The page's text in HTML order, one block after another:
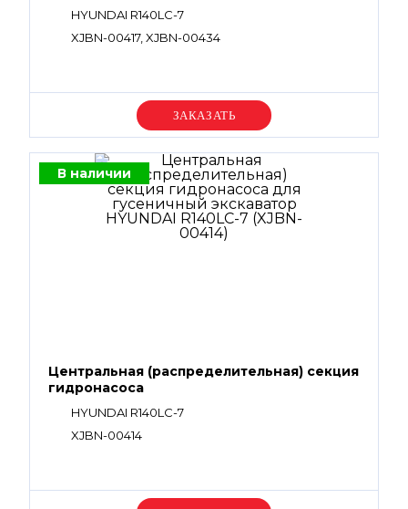
HYUNDAI R140LC-7
XJBN-00417, XJBN-00434
Уточняйте цену
В наличии
Центральная (распределительная) секция
гидронасоса
HYUNDAI R140LC-7
XJBN-00414